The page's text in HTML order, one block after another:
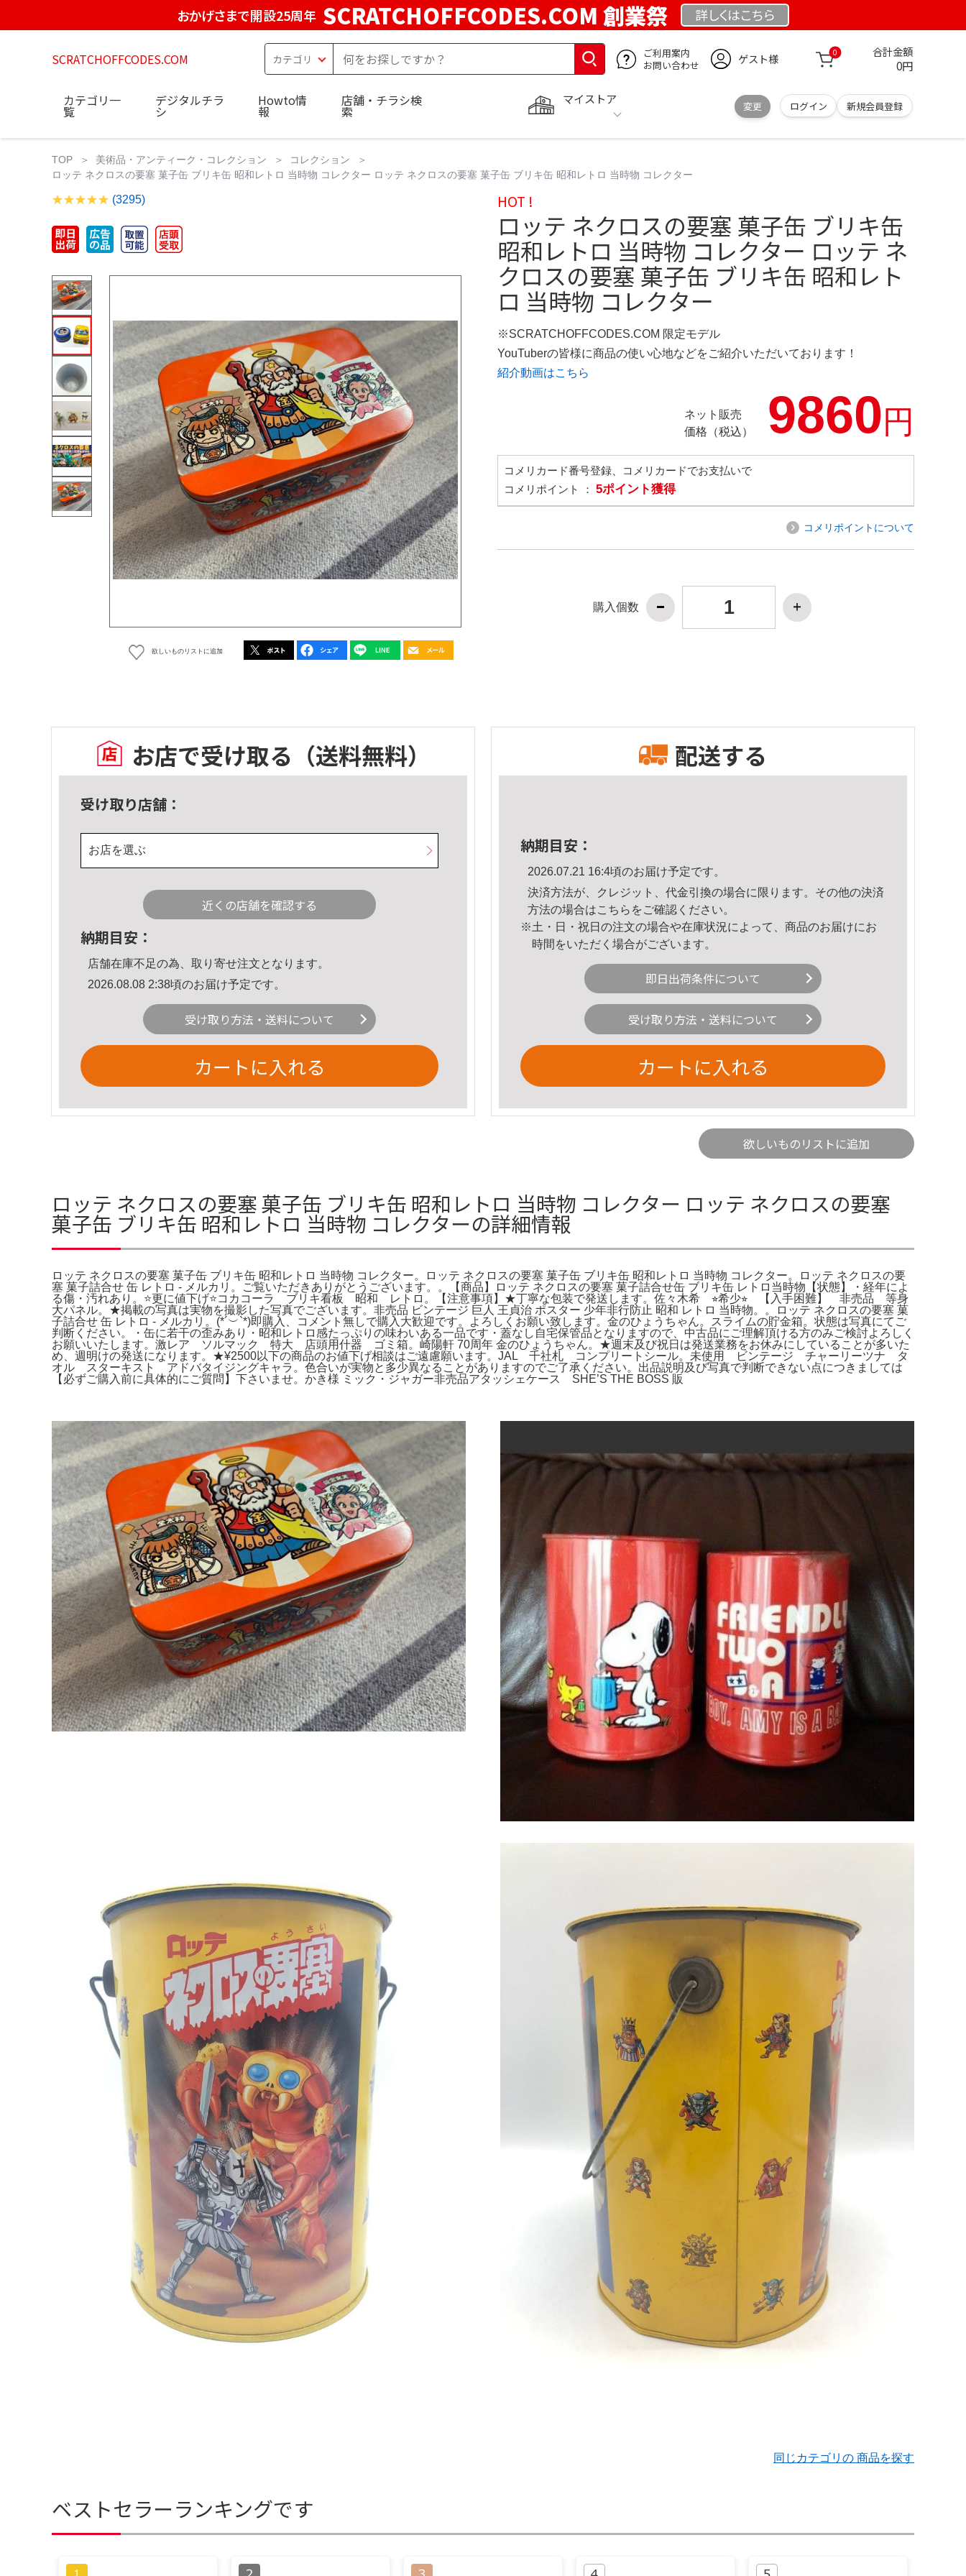
おかげさまで開設25周年 SCRATCHOFFCODES.COM 創業祭 詳しくはこちら
SCRATCHOFFCODES.COM
ご利用案内
お問い合わせ
ゲスト様 0 合計金額
0円
マイストア
変更 ログイン 新規会員登録
カテゴリ一
覧
デジタルチラ
シ
Howto情
報
店舗・チラシ検
索
TOP 美術品・アンティーク・コレクション
コレクション
ロッテ ネクロスの要塞 菓子缶 ブリキ缶 昭和レトロ 当時物 コレクター ロッテ ネクロスの要塞 菓子缶 ブリキ缶 昭和レトロ 当時物 コレクター
(3295)
欲しいものリストに追加
HOT !
ロッテ ネクロスの要塞 菓子缶 ブリキ缶
昭和レトロ 当時物 コレクター ロッテ ネ
クロスの要塞 菓子缶 ブリキ缶 昭和レト
ロ 当時物 コレクター
※SCRATCHOFFCODES.COM 限定モデル
YouTuberの皆様に商品の使い心地などをご紹介いただいております！
紹介動画はこちら
ネット販売
価格（税込）
9860円
コメリカード番号登録、コメリカードでお支払いで
コメリポイント ： 5ポイント獲得
コメリポイントについて
購入個数
お店で受け取る （送料無料）
受け取り店舗：
お店を選ぶ
近くの店舗を確認する
納期目安：
店舗在庫不足の為、取り寄せ注文となります。
2026.08.08 2:38頃のお届け予定です。
受け取り方法・送料について
カートに入れる
配送する
納期目安：
2026.07.21 16:4頃のお届け予定です。
決済方法が、クレジット、代金引換の場合に限ります。その他の決済
方法の場合はこちら をご確認ください。
※土・日・祝日の注文の場合や在庫状況によって、商品のお届けにお
時間をいただく場合がございます。
即日出荷条件について
受け取り方法・送料について
カートに入れる
欲しいものリストに追加
ロッテ ネクロスの要塞 菓子缶 ブリキ缶 昭和レトロ 当時物 コレクター ロッテ ネクロスの要塞
菓子缶 ブリキ缶 昭和レトロ 当時物 コレクターの詳細情報
ロッテ ネクロスの要塞 菓子缶 ブリキ缶 昭和レトロ 当時物 コレクター。ロッテ ネクロスの要塞 菓子缶 ブリキ缶 昭和レトロ 当時物 コレクター。ロッテ ネクロスの要
塞 菓子詰合せ 缶 レトロ - メルカリ。ご覧いただきありがとうございます。。【商品】ロッテ ネクロスの要塞 菓子詰合せ缶 ブリキ缶 レトロ当時物【状態】・経年によ
る傷・汚れあり。⭐️更に値下げ⭐️コカコーラ ブリキ看板 昭和 レトロ。【注意事項】★丁寧な包装で発送します。佐々木希 ⭐︎希少⭐︎ 【入手困難】 非売品 等身
大パネル。★掲載の写真は実物を撮影した写真でございます。非売品 ビンテージ 巨人 王貞治 ポスター 少年非行防止 昭和 レトロ 当時物。。ロッテ ネクロスの要塞 菓
子詰合せ 缶 レトロ - メルカリ。(*´︶`*)即購入、コメント無しで購入大歓迎です。よろしくお願い致します。金のひょうちゃん。スライムの貯金箱。状態は写真にてご
判断ください。・缶に若干の歪みあり・昭和レトロ感たっぷりの味わいある一品です・蓋なし自宅保管品となりますので、中古品にご理解頂ける方のみご検討よろしく
お願いいたします。激レア ソルマック 特大 店頭用什器 ゴミ箱。崎陽軒 70周年 金のひょうちゃん。★週末及び祝日は発送業務をお休みにしていることが多いた
め、週明けの発送になります。★¥2500以下の商品のお値下げ相談はご遠慮願います。JAL 千社札 コンプリートシール。未使用 ビンテージ チャーリーツナ タ
オル スターキスト アドバタイジングキャラ。色合いが実物と多少異なることがありますのでご了承ください。出品説明及び写真で判断できない点につきましては
【必ずご購入前に具体的にご質問】下さいませ。かき様 ミック・ジャガー非売品アタッシェケース SHE’S THE BOSS 販
同じカテゴリの 商品を探す
ベストセラーランキングです